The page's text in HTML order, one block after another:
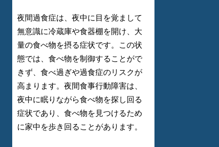
夜間過食症は、夜中に目を覚まして
無意識に冷蔵庫や食器棚を開け、大
量の食べ物を摂る症状です。この状
態では、食べ物を制御することがで
きず、食べ過ぎや過食症のリスクが
高まります。夜間食事行動障害は、
夜中に眠りながら食べ物を探し回る
症状であり、食べ物を見つけるため
に家中を歩き回ることがあります。